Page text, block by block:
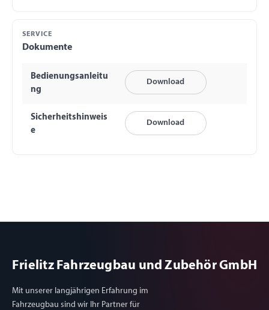
SERVICE
Dokumente
Bedienungsanleitu
ng
Download
Sicherheitshinweis
e
Download
Frielitz Fahrzeugbau und Zubehör GmbH
Mit unserer langjährigen Erfahrung im
Fahrzeugbau sind wir Ihr Partner für